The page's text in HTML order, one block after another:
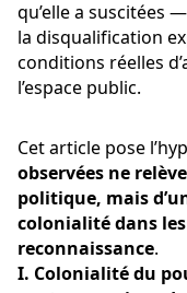
qu’elle a suscitées
la disqualification
conditions réelles
l’espace public.
Cet article pose
observées ne
politique, mais
colonialité dans
reconnaissance.
I. Colonialité du